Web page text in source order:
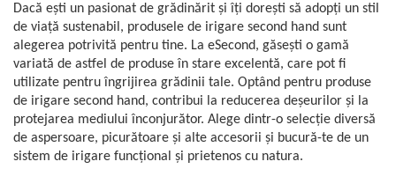
Ingrijire Locuinta
Purificatoare de aer
Fashion
Bijuterii
Ceasuri barbatesti
Ceasuri dama
Cutii, curele si accesorii ceasuri
Dacă ești un pasionat de grădinărit și îți dorești să adopți un stil
de viață sustenabil, produsele de irigare second hand sunt
alegerea potrivită pentru tine. La eSecond, găsești o gamă
variată de astfel de produse în stare excelentă, care pot fi
utilizate pentru îngrijirea grădinii tale. Optând pentru produse
de irigare second hand, contribui la reducerea deșeurilor și la
protejarea mediului înconjurător. Alege dintr-o selecție diversă
de aspersoare, picurătoare și alte accesorii și bucură-te de un
sistem de irigare funcțional și prietenos cu natura.